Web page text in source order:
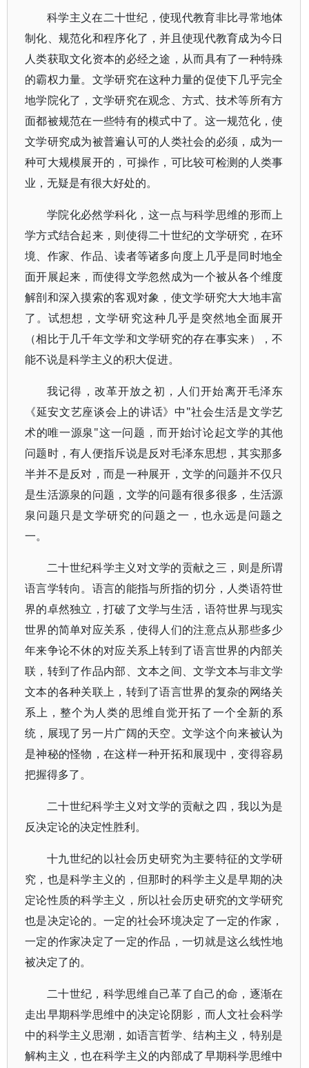
科学主义在二十世纪，使现代教育非比寻常地体
制化、规范化和程序化了，并且使现代教育成为今日
人类获取文化资本的必经之途，从而具有了一种特殊
的霸权力量。文学研究在这种力量的促使下几乎完全
地学院化了，文学研究在观念、方式、技术等所有方
面都被规范在一些特有的模式中了。这一规范化，使
文学研究成为被普遍认可的人类社会的必须，成为一
种可大规模展开的，可操作，可比较可检测的人类事
业，无疑是有很大好处的。
学院化必然学科化，这一点与科学思维的形而上
学方式结合起来，则使得二十世纪的文学研究，在环
境、作家、作品、读者等诸多向度上几乎是同时地全
面开展起来，而使得文学忽然成为一个被从各个维度
解剖和深入摸索的客观对象，使文学研究大大地丰富
了。试想想，文学研究这种几乎是突然地全面展开
（相比于几千年文学和文学研究的存在事实来），不
能不说是科学主义的积大促进。
我记得，改革开放之初，人们开始离开毛泽东
《延安文艺座谈会上的讲话》中"社会生活是文学艺
术的唯一源泉"这一问题，而开始讨论起文学的其他
问题时，有人便指斥说是反对毛泽东思想，其实那多
半并不是反对，而是一种展开，文学的问题并不仅只
是生活源泉的问题，文学的问题有很多很多，生活源
泉问题只是文学研究的问题之一，也永远是问题之
一。
二十世纪科学主义对文学的贡献之三，则是所谓
语言学转向。语言的能指与所指的切分，人类语符世
界的卓然独立，打破了文学与生活，语符世界与现实
世界的简单对应关系，使得人们的注意点从那些多少
年来争论不休的对应关系上转到了语言世界的内部关
联，转到了作品内部、文本之间、文学文本与非文学
文本的各种关联上，转到了语言世界的复杂的网络关
系上，整个为人类的思维自觉开拓了一个全新的系
统，展现了另一片广阔的天空。文学这个向来被认为
是神秘的怪物，在这样一种开拓和展现中，变得容易
把握得多了。
二十世纪科学主义对文学的贡献之四，我以为是
反决定论的决定性胜利。
十九世纪的以社会历史研究为主要特征的文学研
究，也是科学主义的，但那时的科学主义是早期的决
定论性质的科学主义，所以社会历史研究的文学研究
也是决定论的。一定的社会环境决定了一定的作家，
一定的作家决定了一定的作品，一切就是这么线性地
被决定了的。
二十世纪，科学思维自己革了自己的命，逐渐在
走出早期科学思维中的决定论阴影，而人文社会科学
中的科学主义思潮，如语言哲学、结构主义，特别是
解构主义，也在科学主义的内部成了早期科学思维中